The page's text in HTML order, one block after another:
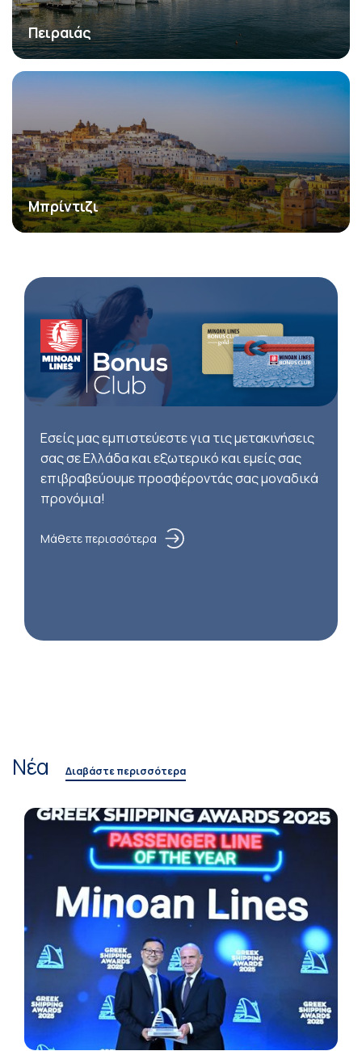
Πειραιάς
Μπρίντιζι
Εσείς μας εμπιστεύεστε για τις μετακινήσεις
σας σε Ελλάδα και εξωτερικό και εμείς σας
επιβραβεύουμε προσφέροντάς σας μοναδικά
προνόμια!
Μάθετε περισσότερα
Νέα Διαβάστε περισσότερα